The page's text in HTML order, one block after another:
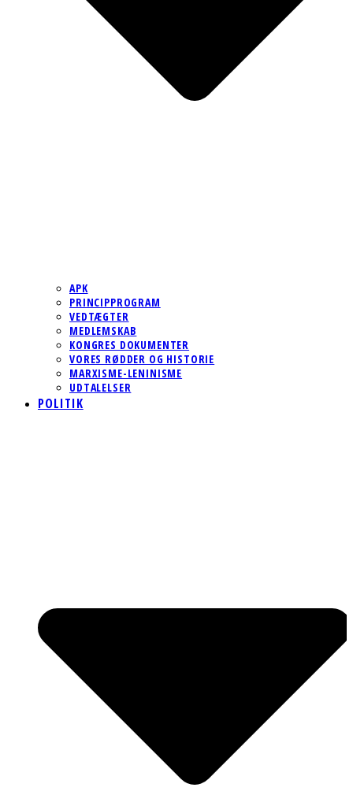
APK
PRINCIPPROGRAM
VEDTÆGTER
MEDLEMSKAB
KONGRES DOKUMENTER
VORES RØDDER OG HISTORIE
MARXISME-LENINISME
UDTALELSER
POLITIK